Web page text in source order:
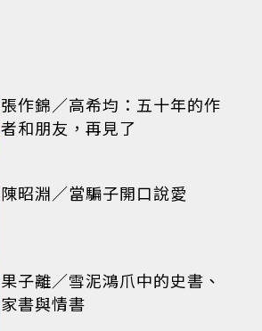
張作錦／高希均：五十年的作
者和朋友，再見了
陳昭淵／當騙子開口說愛
果子離／雪泥鴻爪中的史書、
家書與情書